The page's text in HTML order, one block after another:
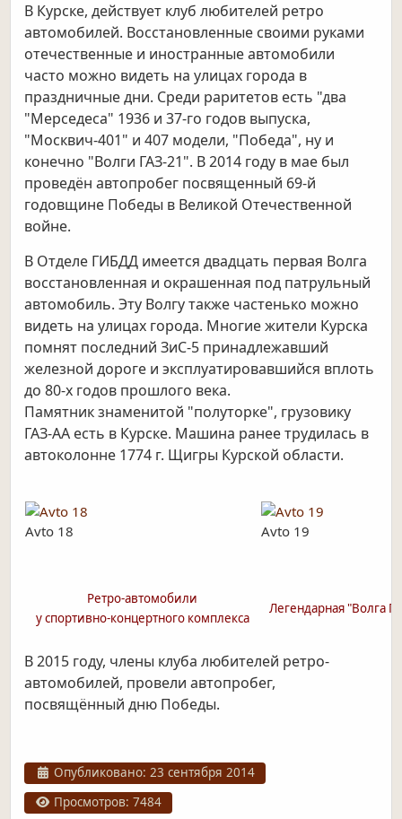
В Курске, действует клуб любителей ретро
автомобилей. Восстановленные своими руками
отечественные и иностранные автомобили
часто можно видеть на улицах города в
праздничные дни. Среди раритетов есть "два
"Мерседеса" 1936 и 37-го годов выпуска,
"Москвич-401" и 407 модели, "Победа", ну и
конечно "Волги ГАЗ-21". В 2014 году в мае был
проведён автопробег посвященный 69-й
годовщине Победы в Великой Отечественной
войне.
В Отделе ГИБДД имеется двадцать первая Волга
восстановленная и окрашенная под патрульный
автомобиль. Эту Волгу также частенько можно
видеть на улицах города. Многие жители Курска
помнят последний ЗиС-5 принадлежавший
железной дороге и эксплуатировавшийся вплоть
до 80-х годов прошлого века.
Памятник знаменитой "полуторке", грузовику
ГАЗ-АА есть в Курске. Машина ранее трудилась в
автоколонне 1774 г. Щигры Курской области.
Avto 18 Avto 19
Ретро-автомобили
у спортивно-концертного комплекса
Легендарная "Волга
В 2015 году, члены клуба любителей ретро-
автомобилей, провели автопробег,
посвящённый дню Победы.
Информация о материале
Опубликовано: 23 сентября 2014
Просмотров: 7484